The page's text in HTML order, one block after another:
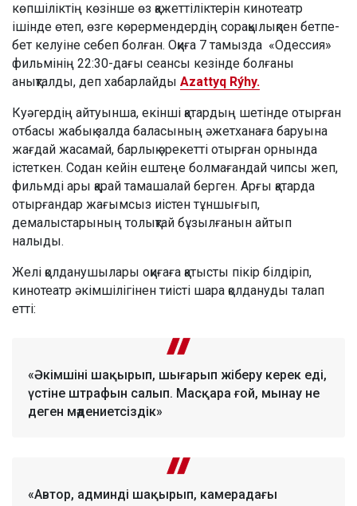
көпшіліктің көзінше өз қажеттіліктерін кинотеатр
ішінде өтеп, өзге көрермендердің сорақылықпен бетпе-
бет келуіне себеп болған. Оқиға 7 тамызда «Одессия»
фильмінің 22:30-дағы сеансы кезінде болғаны
анықталды, деп хабарлайды Azattyq Rýhy.
Куәгердің айтуынша, екінші қатардың шетінде отырған
отбасы жабық залда баласының әжетханаға баруына
жағдай жасамай, барлық әрекетті отырған орнында
істеткен. Содан кейін ештеңе болмағандай чипсы жеп,
фильмді ары қарай тамашалай берген. Арғы қатарда
отырғандар жағымсыз иістен тұншығып,
демалыстарының толықтай бұзылғанын айтып
налыды.
Желі қолданушылары оқиғаға қатысты пікір білдіріп,
кинотеатр әкімшілігінен тиісті шара қолдануды талап
етті:
«Әкімшіні шақырып, шығарып жіберу керек еді,
үстіне штрафын салып. Масқара ғой, мынау не
деген мәдениетсіздік»
«Автор, админді шақырып, камерадағы